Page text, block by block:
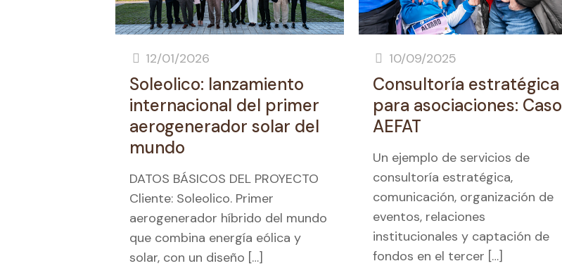
12/01/2026
Soleolico: lanzamiento
internacional del primer
aerogenerador solar del
mundo
DATOS BÁSICOS DEL PROYECTO
Cliente: Soleolico. Primer
aerogenerador híbrido del mundo
que combina energía eólica y
solar, con un diseño […]
10/09/2025
Consultoría estratégica
para asociaciones: Caso
AEFAT
Un ejemplo de servicios de
consultoría estratégica,
comunicación, organización de
eventos, relaciones
institucionales y captación de
fondos en el tercer […]